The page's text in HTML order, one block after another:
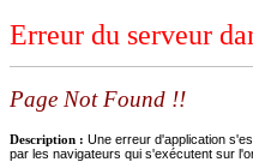
Erreur du serveur
Page Not Found !!
Description : Une erreur d'application
par les navigateurs qui s'exécutent sur